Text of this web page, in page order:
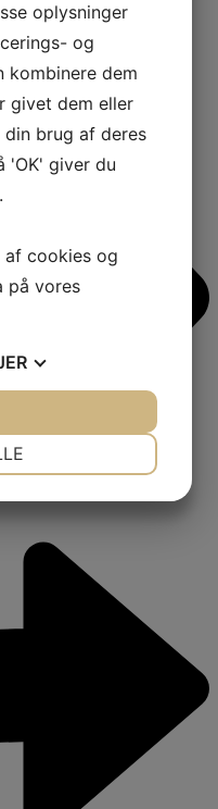
oplysninger
og
kombinere dem
givet dem eller
din brug af deres
'OK' giver du
cookies og
på vores